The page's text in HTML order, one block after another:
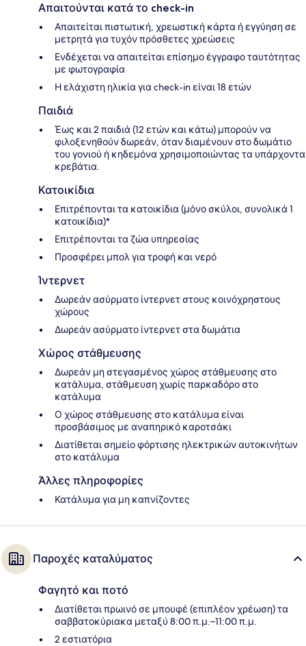
Απαιτούνται κατά το check-in
Απαιτείται πιστωτική, χρεωστική κάρτα ή εγγύηση σε
μετρητά για τυχόν πρόσθετες χρεώσεις
Ενδέχεται να απαιτείται επίσημο έγγραφο ταυτότητας
με φωτογραφία
Η ελάχιστη ηλικία για check-in είναι 18 ετών
Παιδιά
Έως και 2 παιδιά (12 ετών και κάτω) μπορούν να
φιλοξενηθούν δωρεάν, όταν διαμένουν στο δωμάτιο
του γονιού ή κηδεμόνα χρησιμοποιώντας τα υπάρχοντα
κρεβάτια.
Κατοικίδια
Επιτρέπονται τα κατοικίδια (μόνο σκύλοι, συνολικά 1
κατοικίδια)*
Επιτρέπονται τα ζώα υπηρεσίας
Προσφέρει μπολ για τροφή και νερό
Ίντερνετ
Δωρεάν ασύρματο ίντερνετ στους κοινόχρηστους
χώρους
Δωρεάν ασύρματο ίντερνετ στα δωμάτια
Χώρος στάθμευσης
Δωρεάν μη στεγασμένος χώρος στάθμευσης στο
κατάλυμα, στάθμευση χωρίς παρκαδόρο στο
κατάλυμα
Ο χώρος στάθμευσης στο κατάλυμα είναι
προσβάσιμος με αναπηρικό καροτσάκι
Διατίθεται σημείο φόρτισης ηλεκτρικών αυτοκινήτων
στο κατάλυμα
Άλλες πληροφορίες
Κατάλυμα για μη καπνίζοντες
Παροχές καταλύματος
Φαγητό και ποτό
Διατίθεται πρωινό σε μπουφέ (επιπλέον χρέωση) τα
σαββατοκύριακα μεταξύ 8:00 π.μ.–11:00 π.μ.
2 εστιατόρια